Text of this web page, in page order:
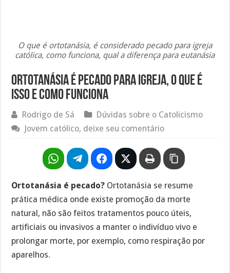
O que é ortotanásia, é considerado pecado para igreja
católica, como funciona, qual a diferença para eutanásia
Ortotanásia é pecado para igreja, o que é
isso e como funciona
Rodrigo de Sá
Dúvidas sobre o Catolicismo
Jovem católico, deixe seu comentário
Ortotanásia é pecado? Ortotanásia se resume
prática médica onde existe promoção da morte
natural, não são feitos tratamentos pouco úteis,
artificiais ou invasivos a manter o indivíduo vivo e
prolongar morte, por exemplo, como respiração por
aparelhos.